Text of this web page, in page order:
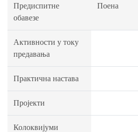
Предиспитне
обавезе
Поена
Активности у току
предавања
Практична настава
Пројекти
Колоквијуми